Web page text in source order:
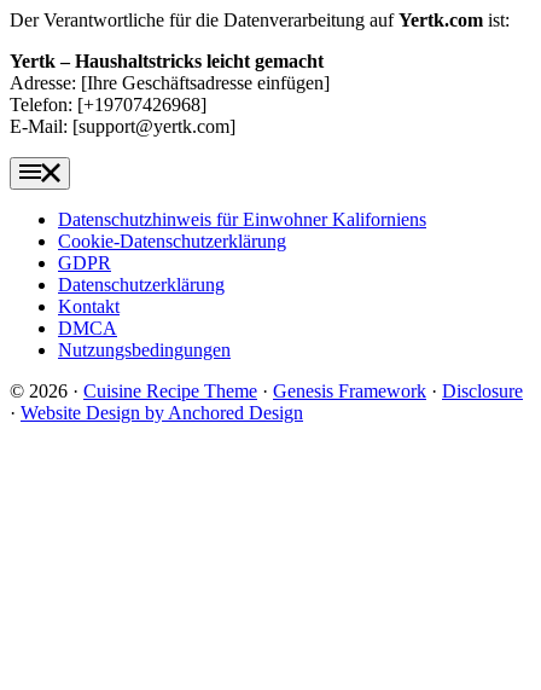
Der Verantwortliche für die Datenverarbeitung aufYertk.com ist:
Yertk – Haushaltstricks leicht gemacht
Adresse: [Ihre Geschäftsadresse einfügen]
Telefon: [+19707426968]
E-Mail: [support@yertk.com]
Datenschutzhinweis für Einwohner Kaliforniens
Cookie-Datenschutzerklärung
GDPR
Datenschutzerklärung
Kontakt
DMCA
Nutzungsbedingungen
© 2026 · Cuisine Recipe Theme · Genesis Framework · Disclosure
· Website Design by Anchored Design